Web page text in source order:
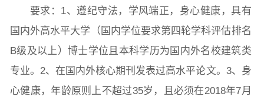
要求：1、遵纪守法，学风端正，身心健康，具有
国内外高水平大学（国内学位要求第四轮学科评估排名
B级及以上）博士学位且本科学历为国内外名校建筑类
专业。2、在国内外核心期刊发表过高水平论文。3、身
心健康，年龄原则上不超过35岁，且必须在2018年7月